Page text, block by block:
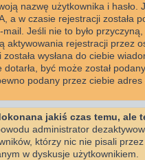
nazwę użytkownika i
a w czasie rejestracji
mail. Jeśli nie to było
aktywowania rejestracji przez
wysłana do ciebie
być może został
podany przez ciebie
jakiś czas temu, ale
administrator
którzy nic nie pisali
w dyskusje użytkownikiem.